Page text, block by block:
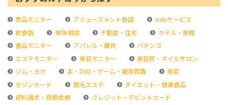
商品モニター アミューズメント施設
webサービス
飲食店
保険相談 不動産・住宅
ホテル・旅館
食品モニター
アパレル・雑貨
パチンコ
エステモニター
美容モニター
美容院・ネイルサロン
ジム・ヨガ
本・DVD・ゲーム・雑貨買取
美容
セゾンカード
脱毛エステ
ダイエット・健康食品
資料請求・見積依頼
クレジット・デビットカード